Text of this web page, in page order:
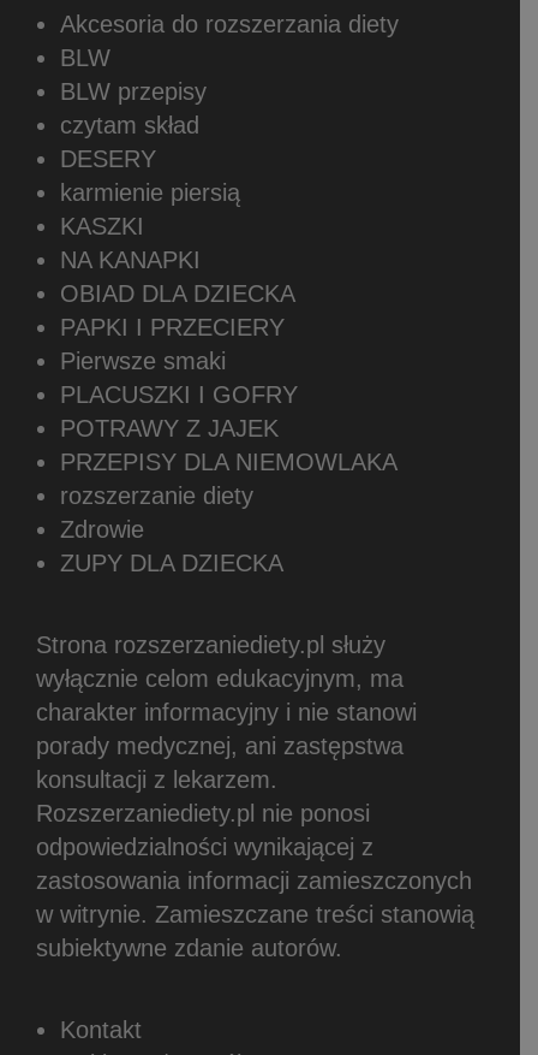
Akcesoria do rozszerzania diety
BLW
BLW przepisy
czytam skład
DESERY
karmienie piersią
KASZKI
NA KANAPKI
OBIAD DLA DZIECKA
PAPKI I PRZECIERY
Pierwsze smaki
PLACUSZKI I GOFRY
POTRAWY Z JAJEK
PRZEPISY DLA NIEMOWLAKA
rozszerzanie diety
Zdrowie
ZUPY DLA DZIECKA
Strona rozszerzaniediety.pl służy
wyłącznie celom edukacyjnym, ma
charakter informacyjny i nie stanowi
porady medycznej, ani zastępstwa
konsultacji z lekarzem.
Rozszerzaniediety.pl nie ponosi
odpowiedzialności wynikającej z
zastosowania informacji zamieszczonych
w witrynie. Zamieszczane treści stanowią
subiektywne zdanie autorów.
Kontakt